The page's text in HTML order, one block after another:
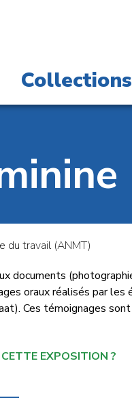
Collections
du travail (ANMT)
documents
oraux réalisés par les
Ces témoignages
EXPOSITION ?